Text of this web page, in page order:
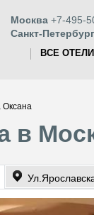
Москва +7-495-
Санкт-Петербург
ВСЕ ОТЕЛИ
Оксана
в